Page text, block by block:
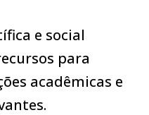
e social
para
acadêmicas e